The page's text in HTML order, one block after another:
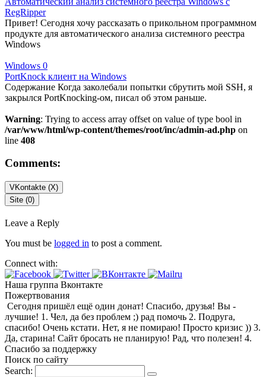
RegRipper
Привет! Сегодня хочу рассказать о прикольном программном
продукте для автоматического анализа системного реестра
Windows
Windows 0
PortKnock клиент на Windows
Содержание Когда заколебали попытки сбрутить мой SSH, я
закрылся PortKnocking-ом, писал об этом раньше.
Warning: Trying to access array offset on value of type bool in
/var/www/html/wp-content/themes/root/inc/admin-ad.php on
line 408
Comments:
VKontakte (X)
Site (0)
Leave a Reply
You must be logged in to post a comment.
Connect with:
Наша группа Вконтакте
Пожертвования
Сегодня пришёл ещё один донат! Спасибо, друзья! Вы -
лучшие! 1. Чел, да без проблем ;) рад помочь 2. Подруга,
спасибо! Очень кстати. Нет, я не помираю! Просто кризис )) 3.
Да, старина! Сайт бросать не планирую! Рад, что полезен! 4.
Спасибо за поддержку
Поиск по сайту
Search: